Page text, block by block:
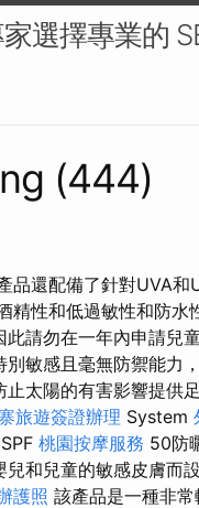
選擇專業的
(444)
品還配備了針對UVA和
精性和低過敏性和防水
此請勿在一年內申請兒
別敏感且毫無防禦能力
太陽的有害影響提供足
旅遊簽證辦理 System
SPF 桃園按摩服務 50防
和兒童的敏感皮膚而
護照 該產品是一種非